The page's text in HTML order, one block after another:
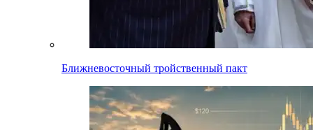
Ближневосточный тройственный пакт